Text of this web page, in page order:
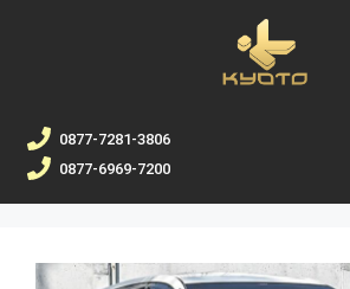
0877-7281-3806
0877-6969-7200